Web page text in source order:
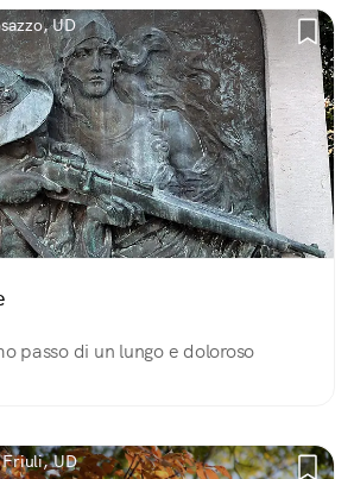
UD
passo di un lungo e doloroso
Friuli, UD